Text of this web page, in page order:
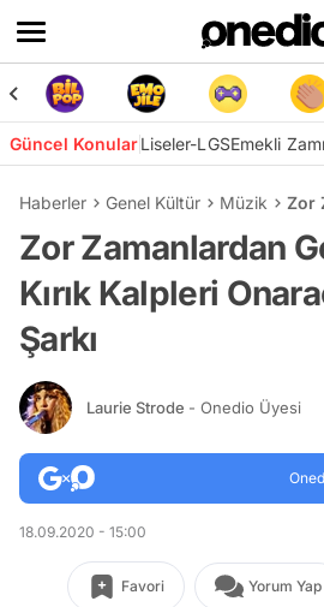
Güncel KonularLiseler-LGSEmekli
Haberler Genel Kültür Müzik Zor
Zor Zamanlardan
Kırık Kalpleri
Şarkı
Laurie Strode - Onedio Üyesi
18.09.2020 - 15:00
Favori Yorum Yap